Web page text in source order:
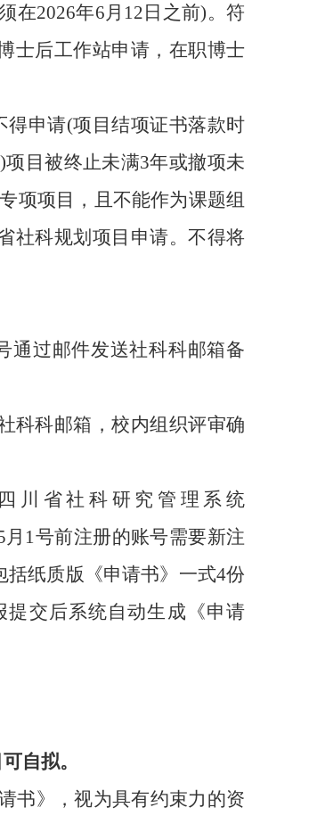
在2026年6月12日之前)。符
士后工作站申请，在职博士
得申请(项目结项证书落款时
项目被终止未满3年或撤项未
项项目，且不能作为课题组
社科规划项目申请。不得将
通过邮件发送社科科邮箱备
科科邮箱，校内组织评审确
四川省社科研究管理系统
月1号前注册的账号需要新注
括纸质版《申请书》一式4份
提交后系统自动生成《申请
自拟。
书》，视为具有约束力的资